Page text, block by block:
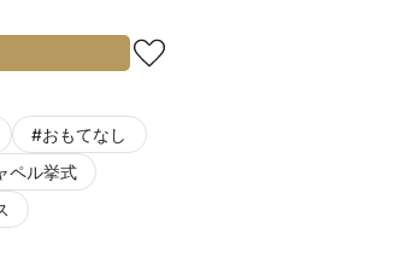
#おもてなし
ペル挙式